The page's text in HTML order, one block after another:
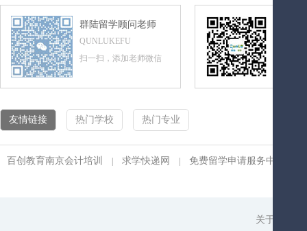
群陆留学顾问老师
QUNLUKEFU
扫一扫，添加老师微信
友情链接 热门学校 热门专业
百创教育南京会计培训 | 求学快递网 | 免费留学申请服务中心
关于我们